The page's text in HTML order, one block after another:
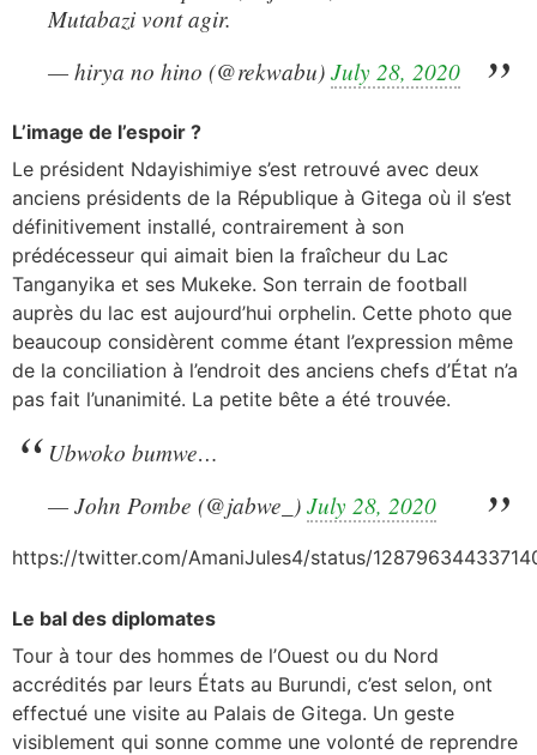
Mutabazi vont agir.
— hirya no hino (@rekwabu)July 28, 2020
L’image de l’espoir ?
Le président Ndayishimiye s’est retrouvé avec deux
anciens présidents de la République à Gitega où il s’est
définitivement installé, contrairement à son
prédécesseur qui aimait bien la fraîcheur du Lac
Tanganyika et ses Mukeke. Son terrain de football
auprès du lac est aujourd’hui orphelin. Cette photo que
beaucoup considèrent comme étant l’expression même
de la conciliation à l’endroit des anciens chefs d’État n’a
pas fait l’unanimité. La petite bête a été trouvée.
Ubwoko bumwe…
— John Pombe (@jabwe_)July 28, 2020
https://twitter.com/AmaniJules4/status/
Le bal des diplomates
Tour à tour des hommes de l’Ouest ou du Nord
accrédités par leurs États au Burundi, c’est selon, ont
effectué une visite au Palais de Gitega. Un geste
visiblement qui sonne comme une volonté de reprendre